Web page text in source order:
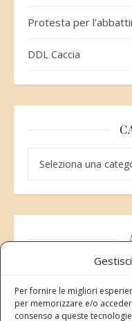
Per fornire le migliori
per memorizzare e/o
consenso a queste
Protesta per
DDL Caccia